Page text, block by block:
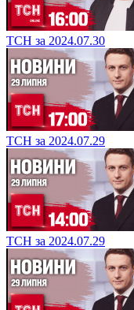
ТСН за 2024.07.30
ТСН за 2024.07.29
ТСН за 2024.07.29